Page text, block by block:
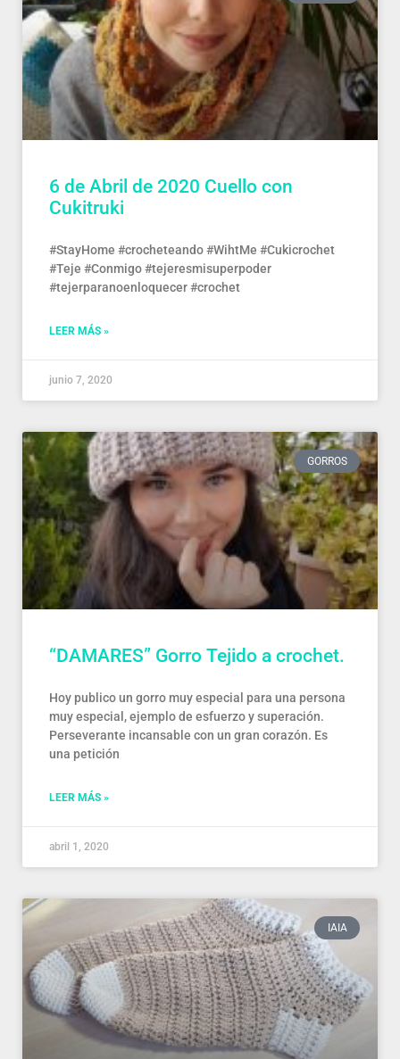
6 de Abril de 2020 Cuello con
Cukitruki
#StayHome #crocheteando #WihtMe #Cukicrochet
#Teje #Conmigo #tejeresmisuperpoder
#tejerparanoenloquecer #crochet
LEER MÁS »
junio 7, 2020
GORROS
“DAMARES” Gorro Tejido a crochet.
Hoy publico un gorro muy especial para una persona
muy especial, ejemplo de esfuerzo y superación.
Perseverante incansable con un gran corazón. Es
una petición
LEER MÁS »
abril 1, 2020
IAIA